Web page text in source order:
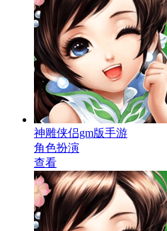
神雕侠侣gm版手游
角色扮演
查看